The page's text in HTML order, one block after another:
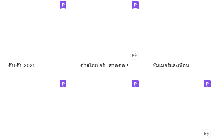
ดึ๊บ ดึ๊บ 2025 ต่ายไฮเปอร์ : สาดดด!! ซัมเมอร์และเพื่อน